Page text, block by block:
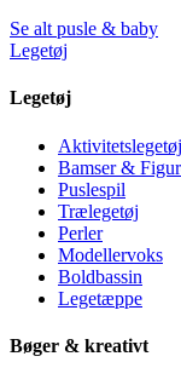
Se alt pusle & baby
Legetøj
Legetøj
Aktivitetslegetøj
Bamser &
Puslespil
Trælegetøj
Perler
Modellervoks
Boldbassin
Legetæppe
Bøger & kreativt